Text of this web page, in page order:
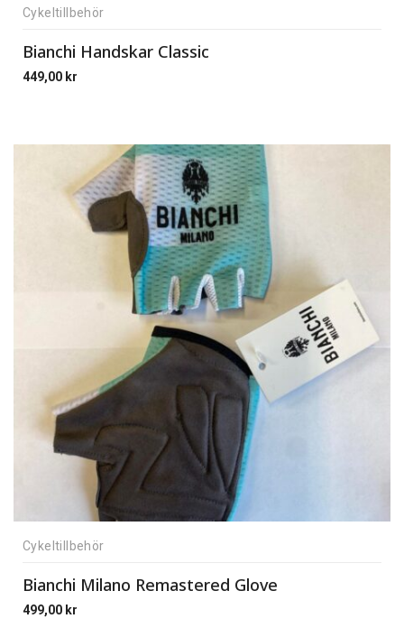
Cykeltillbehör
Bianchi Handskar Classic
449,00 kr
Cykeltillbehör
Bianchi Milano Remastered Glove
499,00 kr